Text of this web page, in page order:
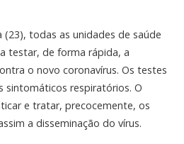
todas as unidades de saúde
testar, de forma rápida, a
o novo coronavírus. Os testes
sintomáticos respiratórios. O
e tratar, precocemente, os
a disseminação do vírus.